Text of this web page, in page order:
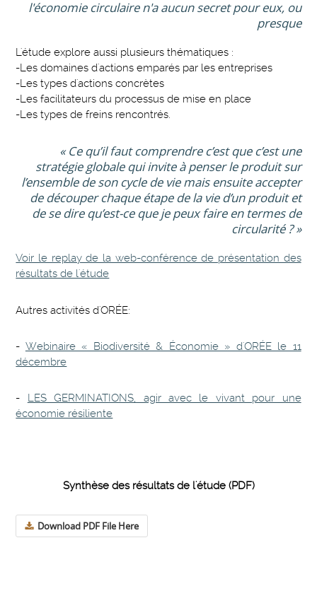
l'économie circulaire n'a aucun secret pour eux, ou
presque
L'étude explore aussi plusieurs thématiques :
-Les domaines d'actions emparés par les entreprises
-Les types d'actions concrètes
-Les facilitateurs du processus de mise en place
-Les types de freins rencontrés.
« Ce qu’il faut comprendre c’est que c’est une
stratégie globale qui invite à penser le produit sur
l’ensemble de son cycle de vie mais ensuite accepter
de découper chaque étape de la vie d’un produit et
de se dire qu’est-ce que je peux faire en termes de
circularité ? »
Voir le replay de la web-conférence de présentation des
résultats de l'étude
Autres activités d'ORÉE:
- Webinaire « Biodiversité & Économie » d'ORÉE le 11
décembre
-
LES GERMINATIONS, agir avec le vivant pour une
économie résiliente
Synthèse des résultats de l'étude (PDF)
Download PDF File Here